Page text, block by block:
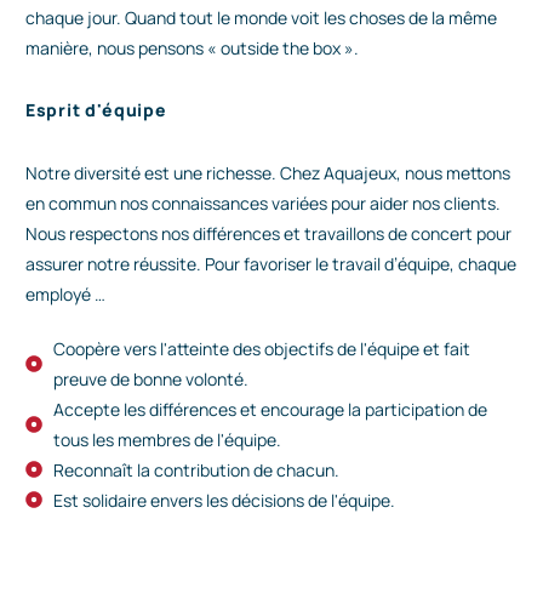
chaque jour. Quand tout le monde voit les choses de la même
manière, nous pensons « outside the box ».
Esprit d'équipe
Notre diversité est une richesse. Chez Aquajeux, nous mettons
en commun nos connaissances variées pour aider nos clients.
Nous respectons nos différences et travaillons de concert pour
assurer notre réussite. Pour favoriser le travail d’équipe, chaque
employé …
Coopère vers l'atteinte des objectifs de l'équipe et fait
preuve de bonne volonté.
Accepte les différences et encourage la participation de
tous les membres de l'équipe.
Reconnaît la contribution de chacun.
Est solidaire envers les décisions de l'équipe.